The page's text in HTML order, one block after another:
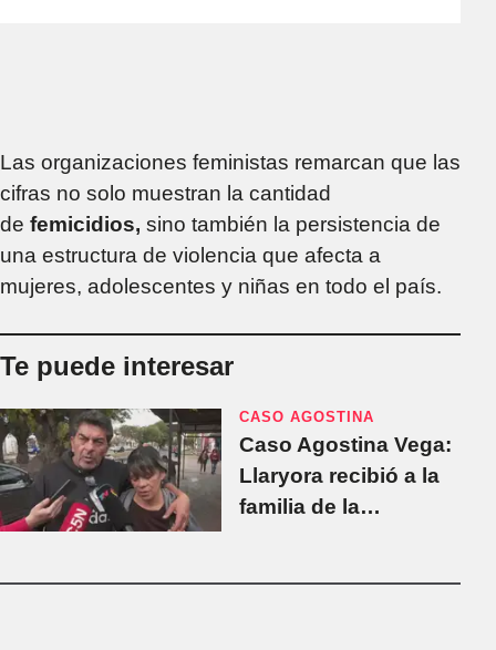
Las organizaciones feministas remarcan que las
cifras no solo muestran la cantidad
de femicidios, sino también la persistencia de
una estructura de violencia que afecta a
mujeres, adolescentes y niñas en todo el país.
Te puede interesar
CASO AGOSTINA
Caso Agostina Vega:
Llaryora recibió a la
familia de la